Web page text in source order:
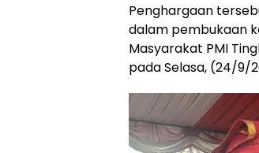
Penghargaan
dalam pembukaan
Masyarakat PMI
pada Selasa, (24/9/